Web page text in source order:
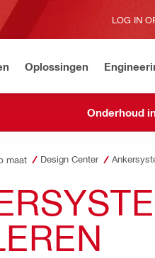
LOG IN
Oplossingen
Onderhoud
maat Design Center